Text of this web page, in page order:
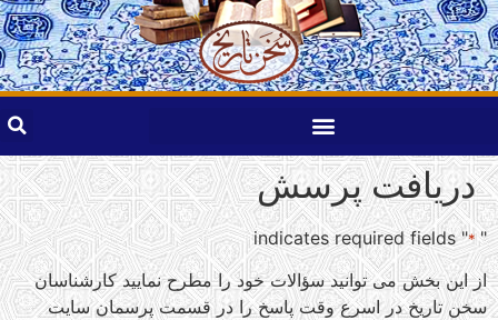
دریافت پرسش
"
*
" indicates required fields
از این بخش می توانید سؤالات خود را مطرح نمایید کارشناسان
سخن تاریخ در اسرع وقت پاسخ را در قسمت پرسمان سایت